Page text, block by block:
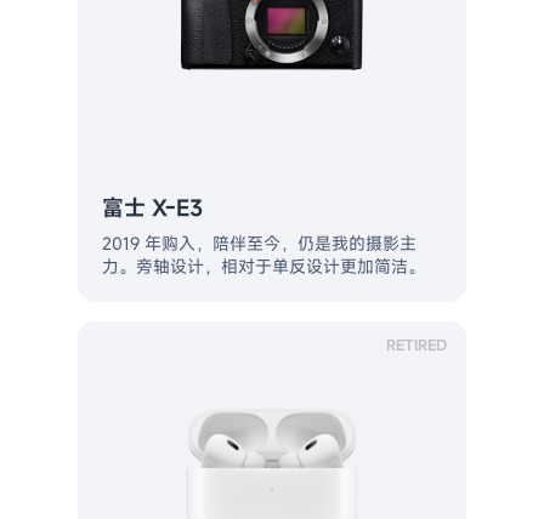
富士 X-E3
2019 年购入，陪伴至今，仍是我的摄影主
力。旁轴设计，相对于单反设计更加简洁。
RETIRED